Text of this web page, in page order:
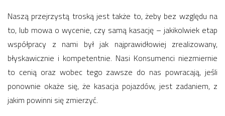
Naszą przejrzystą troską jest także to, żeby bez względu na
to, lub mowa o wycenie, czy samą kasację – jakikolwiek etap
współpracy z nami był jak najprawidłowiej zrealizowany,
błyskawicznie i kompetentnie. Nasi Konsumenci niezmiernie
to cenią oraz wobec tego zawsze do nas powracają, jeśli
ponownie okaże się, że kasacja pojazdów, jest zadaniem, z
jakim powinni się zmierzyć.